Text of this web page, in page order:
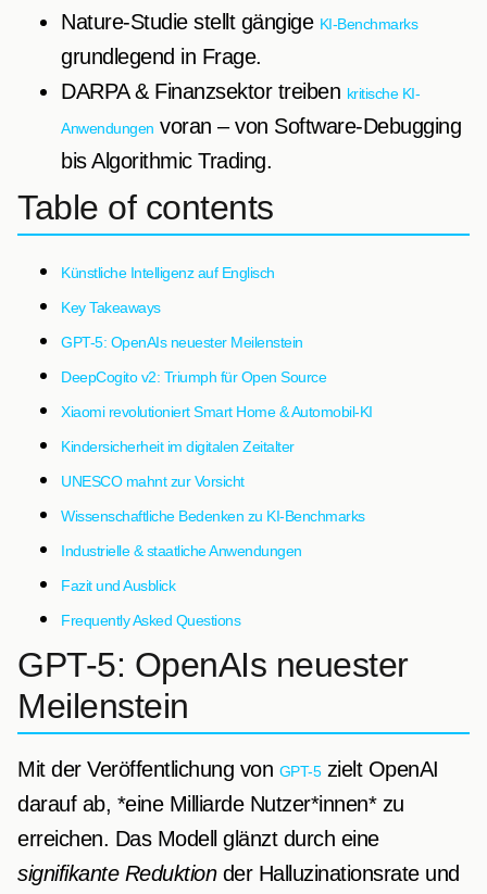
Nature-Studie stellt gängige KI-Benchmarks
grundlegend in Frage.
DARPA & Finanzsektor treiben kritische KI-
Anwendungen voran – von Software-Debugging
bis Algorithmic Trading.
Table of contents
Künstliche Intelligenz auf Englisch
Key Takeaways
GPT-5: OpenAIs neuester Meilenstein
DeepCogito v2: Triumph für Open Source
Xiaomi revolutioniert Smart Home & Automobil-KI
Kindersicherheit im digitalen Zeitalter
UNESCO mahnt zur Vorsicht
Wissenschaftliche Bedenken zu KI-Benchmarks
Industrielle & staatliche Anwendungen
Fazit und Ausblick
Frequently Asked Questions
GPT-5: OpenAIs neuester
Meilenstein
Mit der Veröffentlichung von GPT-5zielt OpenAI
darauf ab, *eine Milliarde Nutzer*innen* zu
erreichen. Das Modell glänzt durch eine
signifikante Reduktionder Halluzinationsrate und